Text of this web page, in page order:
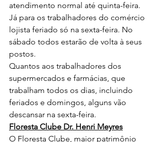
atendimento normal até quinta-feira.
Já para os trabalhadores do comércio
lojista feriado só na sexta-feira. No
sábado todos estarão de volta à seus
postos.
Quantos aos trabalhadores dos
supermercados e farmácias, que
trabalham todos os dias, incluindo
feriados e domingos, alguns vão
descansar na sexta-feira.
Floresta Clube Dr. Henri Meyres
O Floresta Clube, maior patrimônio